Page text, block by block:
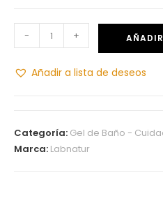
- +
Añadir a lista de deseos
Categoría: Gel de Baño -
Marca: Labnatur